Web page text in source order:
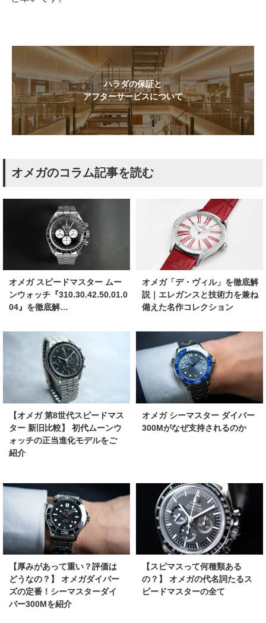
ハラダの保証と
アフターサービスについて
オメガのコラム記事を読む
オメガ スピードマスター ムー
ンウォッチ『310.30.42.50.01.0
04』を徹底解…
オメガ「デ・ヴィル」を徹底解
説｜エレガンスと技術力を兼ね
備えた名作コレクション
【オメガ 第8世代スピードマス
ター 新旧比較】 初代ムーンウ
ォッチの正当進化モデルをご
紹介
オメガ シーマスター ダイバー
300Mがなぜ支持されるのか
【厚みがあって重い？評価は
どうなの？】 オメガダイバー
ズの定番！シーマスターダイ
バー300Mを紹介
【スピマスって何種類ある
の？】 オメガの代名詞たるス
ピードマスターの全て